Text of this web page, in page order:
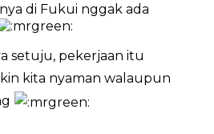
di Fukui nggak ada
setuju, pekerjaan itu
kita nyaman walaupun